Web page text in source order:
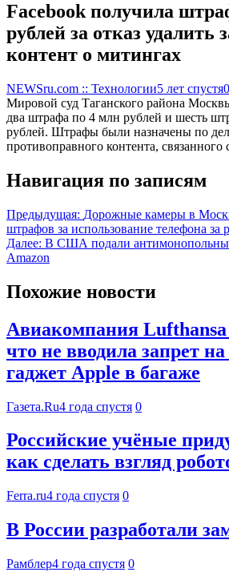
Facebook получила
рублей за отказ
контент о митингах
NEWSru.com :: Технологии5 лет спустя0
Мировой суд Таганского района
два штрафа по 4 млн рублей и шесть
рублей. Штрафы были назначены по
противоправного контента,
Навигация по записям
Предыдущая: Дорожные камеры в
штрафов за использование телефона за
Далее: В США подали
Amazon
Похожие новости
Авиакомпания Lufthansa
что не вводила запрет
гаджет Apple в багаже
Газета.Ru4 года спустя 0
Российские учёные
как сделать взгляд
Ferra.ru4 года спустя 0
В России разработали
Рамблер4 года спустя 0